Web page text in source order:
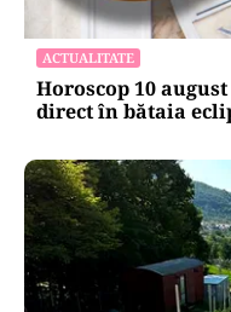
ACTUALITATE
Horoscop 10
direct în bătaia